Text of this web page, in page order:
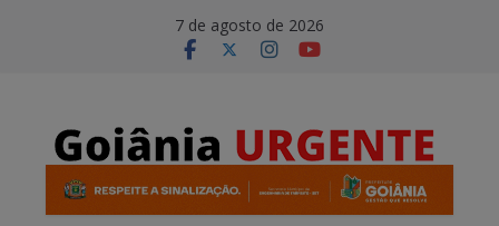
7 de agosto de 2026
modal-check